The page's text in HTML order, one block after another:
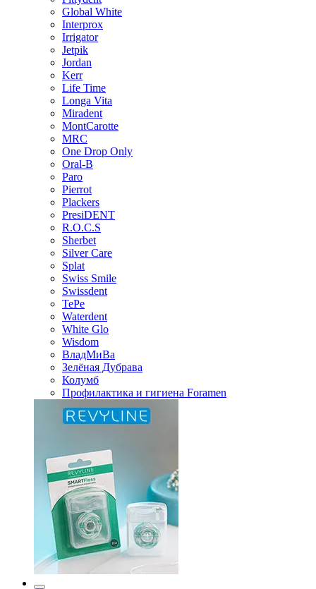
Global White
Interprox
Irrigator
Jetpik
Jordan
Kerr
Life Time
Longa Vita
Miradent
MontCarotte
MRC
One Drop Only
Oral-B
Paro
Pierrot
Plackers
PresiDENT
R.O.C.S
Sherbet
Silver Care
Splat
Swiss Smile
Swissdent
TePe
Waterdent
White Glo
Wisdom
ВладМиВа
Зелёная Дубрава
Колумб
Профилактика и гигиена Foramen